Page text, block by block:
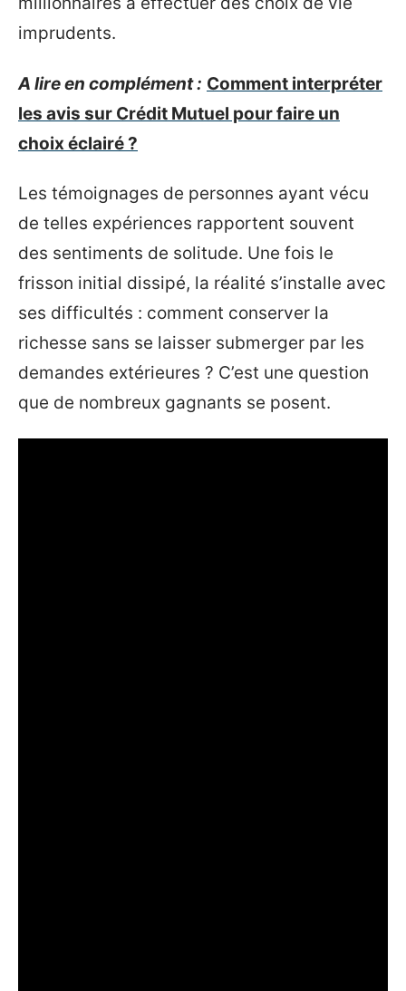
imprudents.
A lire en complément : Comment interpréter
les avis sur Crédit Mutuel pour faire un
choix éclairé ?
Les témoignages de personnes ayant vécu
de telles expériences rapportent souvent
des sentiments de solitude. Une fois le
frisson initial dissipé, la réalité s’installe avec
ses difficultés : comment conserver la
richesse sans se laisser submerger par les
demandes extérieures ? C’est une question
que de nombreux gagnants se posent.